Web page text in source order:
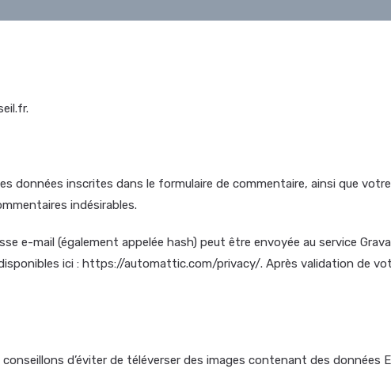
données inscrites dans le formulaire de commentaire, ainsi que
indésirables.
e-mail (également appelée hash) peut être envoyée au service
ici : https://automattic.com/privacy/. Après validation de
d’éviter de téléverser des images contenant des données